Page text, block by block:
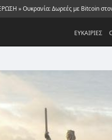
»Ουκρανία: Δωρεές με Bitcoin
ΕΥΚΑΙΡΙΕΣ